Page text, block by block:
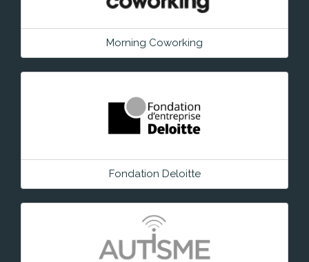
Morning Coworking
Fondation Deloitte